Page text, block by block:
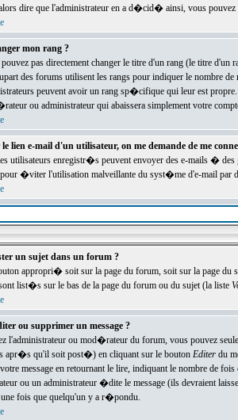
dire que l'administrateur en a d�cid� ainsi, vous
mon rang ?
pas directement changer le titre d'un rang (le titre d'un
des forums utilisent les rangs pour indiquer le nombre de
peuvent avoir un rang sp�cifique qui leur est
ou administrateur qui abaissera simplement votre
lien e-mail d'un utilisateur, on me demande de me
utilisateurs enregistr�s peuvent envoyer des e-mails �
�viter l'utilisation malveillante du syst�me d'e-mail par
un sujet dans un forum ?
appropri� soit sur la page du forum, soit sur la page du
list�s sur le bas de la page du forum ou du sujet (la liste
ou supprimer un message ?
l'administrateur ou mod�rateur du forum, vous pouvez
apr�s qu'il soit post�) en cliquant sur le bouton Editerdu
votre message en retournant le lire, indiquant le nombre
ou un administrateur �dite le message (ils devraient
une fois que quelqu'un y a r�pondu.